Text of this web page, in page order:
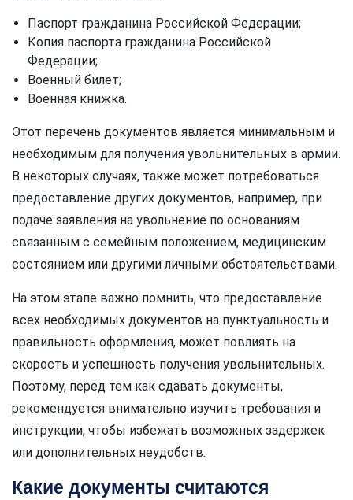
Паспорт гражданина Российской Федерации;
Копия паспорта гражданина Российской
Федерации;
Военный билет;
Военная книжка.
Этот перечень документов является минимальным и
необходимым для получения увольнительных в армии.
В некоторых случаях, также может потребоваться
предоставление других документов, например, при
подаче заявления на увольнение по основаниям
связанным с семейным положением, медицинским
состоянием или другими личными обстоятельствами.
На этом этапе важно помнить, что предоставление
всех необходимых документов на пунктуальность и
правильность оформления, может повлиять на
скорость и успешность получения увольнительных.
Поэтому, перед тем как сдавать документы,
рекомендуется внимательно изучить требования и
инструкции, чтобы избежать возможных задержек
или дополнительных неудобств.
Какие документы считаются